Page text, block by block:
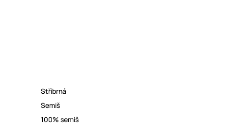
Stříbrná
Semiš
100% semiš